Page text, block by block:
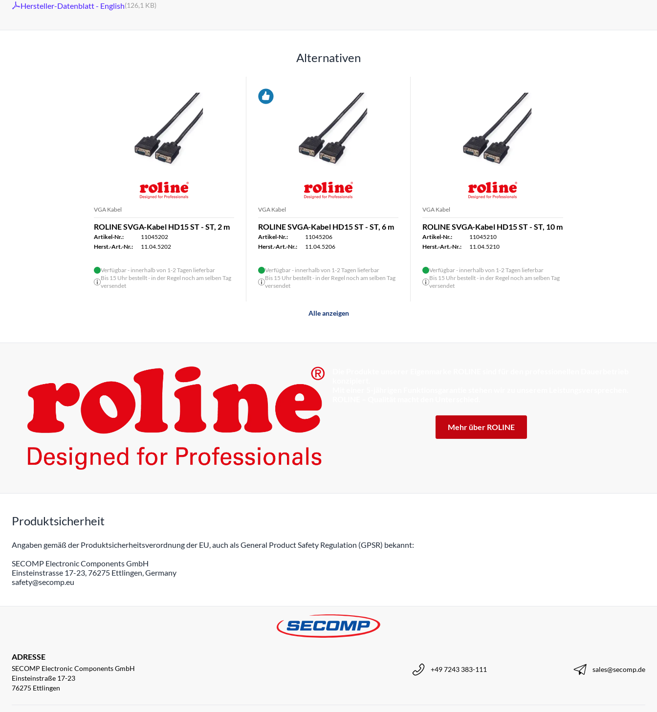
Hersteller-Datenblatt - English(126,1 KB)
Alternativen
VGA Kabel
ROLINE SVGA-Kabel HD15 ST - ST, 2 m
Artikel-Nr.:
11045202
Herst.-Art.-Nr.:
11.04.5202
Verfügbar - innerhalb von 1-2 Tagen lieferbar
Bis 15 Uhr bestellt - in der Regel noch am selben Tag
versendet
VGA Kabel
ROLINE SVGA-Kabel HD15 ST - ST, 6 m
Artikel-Nr.:
11045206
Herst.-Art.-Nr.:
11.04.5206
Verfügbar - innerhalb von 1-2 Tagen lieferbar
Bis 15 Uhr bestellt - in der Regel noch am selben Tag
versendet
VGA Kabel
ROLINE SVGA-Kabel HD15 ST - ST, 10 m
Artikel-Nr.:
11045210
Herst.-Art.-Nr.:
11.04.5210
Verfügbar - innerhalb von 1-2 Tagen lieferbar
Bis 15 Uhr bestellt - in der Regel noch am selben Tag
versendet
Alle anzeigen
Mehr über ROLINE
Produktsicherheit
Angaben gemäß der Produktsicherheitsverordnung der EU, auch als General Product Safety Regulation (GPSR) bekannt:
SECOMP Electronic Components GmbH
Einsteinstrasse 17-23, 76275 Ettlingen, Germany
safety@secomp.eu
ADRESSE
SECOMP Electronic Components GmbH
Einsteinstraße 17-23
76275 Ettlingen
+49 7243 383-111 sales@secomp.de